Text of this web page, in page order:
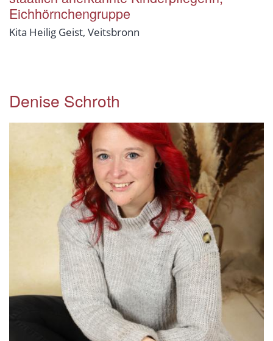
Eichhörnchengruppe
Kita Heilig Geist, Veitsbronn
Denise Schroth